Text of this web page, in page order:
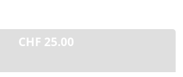
CHF 25.00